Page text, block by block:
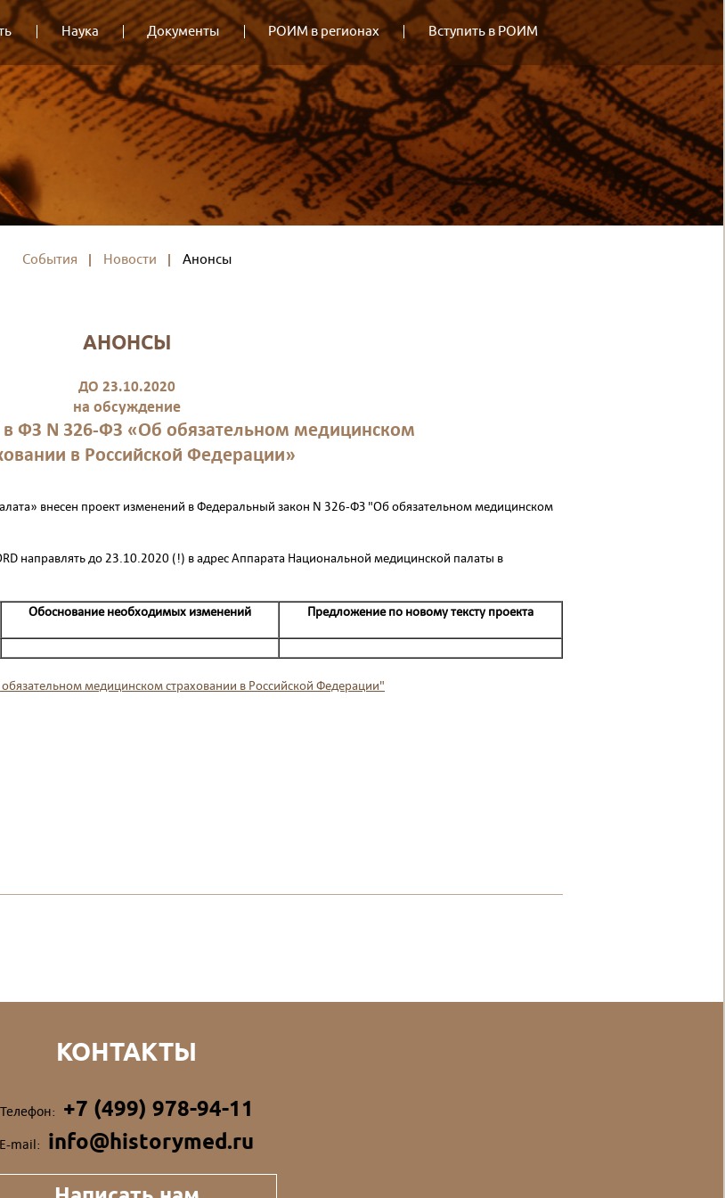
Наука Документы РОИМ в регионах Вступить в РОИМ
События Новости Анонсы
АНОНСЫ
ДО 23.10.2020
на обсуждение
ФЗ N 326-ФЗ «Об обязательном медицинском
в Российской Федерации»
внесен проект изменений в Федеральный закон N 326-ФЗ "Об обязательном медицинском
направлять до 23.10.2020 (!) в адрес Аппарата Национальной медицинской палаты в
Обоснование необходимых изменений Предложение по новому тексту проекта
медицинском страховании в Российской Федерации"
КОНТАКТЫ
Телефон: +7 (499) 978-94-11
E-mail: info@historymed.ru